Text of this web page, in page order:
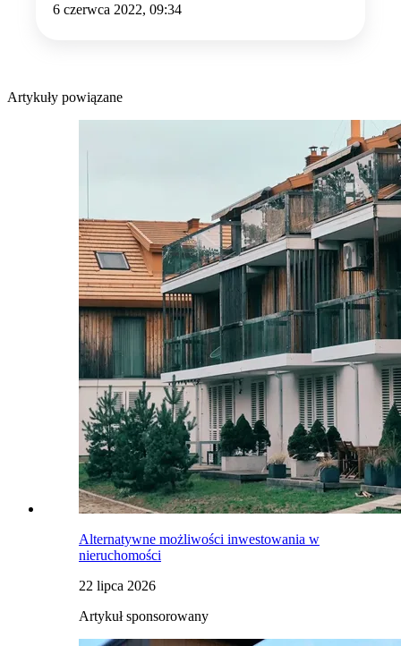
6 czerwca 2022, 09:34
Artykuły powiązane
Alternatywne możliwości inwestowania w
nieruchomości
22 lipca 2026
Artykuł sponsorowany